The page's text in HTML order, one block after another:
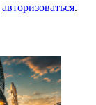
авторизоваться.